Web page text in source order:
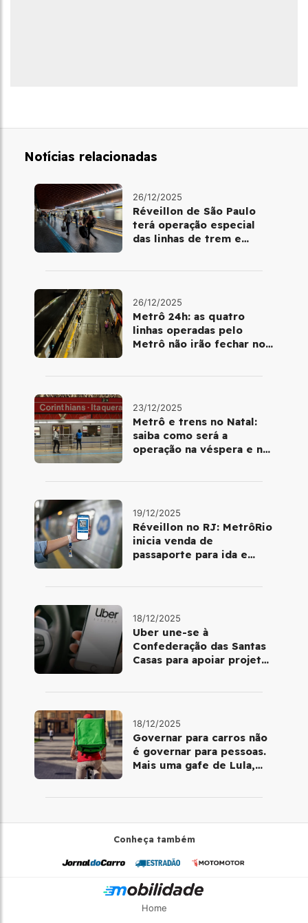
Notícias relacionadas
26/12/2025
Réveillon de São Paulo
terá operação especial
das linhas de trem e
26/12/2025
Metrô 24h: as quatro
linhas operadas pelo
Metrô não irão fechar no
23/12/2025
Metrô e trens no Natal:
saiba como será a
operação na véspera e no
19/12/2025
Réveillon no RJ: MetrôRio
inicia venda de
passaporte para ida e
18/12/2025
Uber une-se à
Confederação das Santas
Casas para apoiar projetos
18/12/2025
Governar para carros não
é governar para pessoas.
Mais uma gafe de Lula,
Conheça também
Home